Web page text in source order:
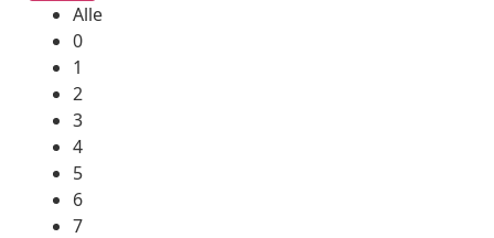
Alle
0
1
2
3
4
5
6
7